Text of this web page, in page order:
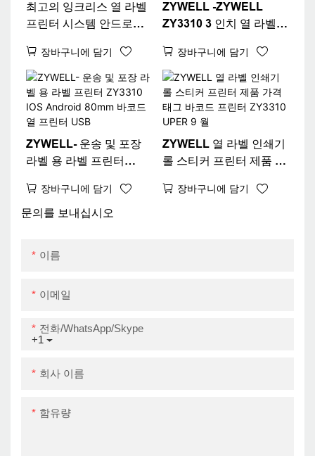
최고의 잉크리스 열 라벨
프린터 시스템 안드로이
Bluetooth 스티커 바코드
QR 코드 프린터
USB+RS
장바구니에 담기
ZYWELL -ZYWELL
ZY3310 3 인치 열 라벨
XP/7/8/10 저렴한 바코드
프린터 USB와 호환됩니
다.
장바구니에 담기
ZYWELL- 운송 및 포장
라벨 용 라벨 프린터
80mm 바코드 열 프린터
USB
장바구니에 담기
ZYWELL 열 라벨 인쇄기
롤 스티커 프린터 제품 가
ZY3310 UPER 9 월
장바구니에 담기
문의를 보내십시오
이름
이메일
+1
전화/WhatsApp/Skype
회사 이름
함유량